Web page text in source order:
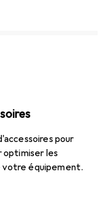
pour
optimiser les
votre équipement.